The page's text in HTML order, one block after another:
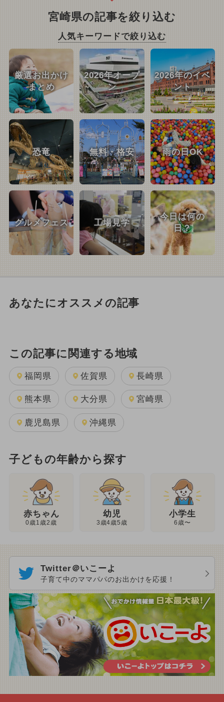
宮崎県の記事を絞り込む
人気キーワードで絞り込む
厳選お出かけ
まとめ
2026年オープ
ン
2026年のイベ
ント
恐竜 無料・格安 雨の日OK
グルメフェス 工場見学
今日は何の
日？
あなたにオススメの記事
この記事に関連する地域
福岡県 佐賀県 長崎県
熊本県 大分県 宮崎県
鹿児島県 沖縄県
子どもの年齢から探す
赤ちゃん
0歳1歳2歳
幼児
3歳4歳5歳
小学生
6歳〜
Twitter＠いこーよ
子育て中のママパパのお出かけを応援！